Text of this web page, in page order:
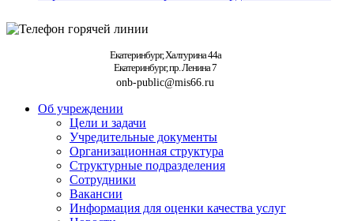
Екатеринбург, Халтурина 44а
Екатеринбург, пр. Ленина 7
onb-public@mis66.ru
Об учреждении
Цели и задачи
Учредительные документы
Организационная структура
Структурные подразделения
Сотрудники
Вакансии
Информация для оценки качества услуг